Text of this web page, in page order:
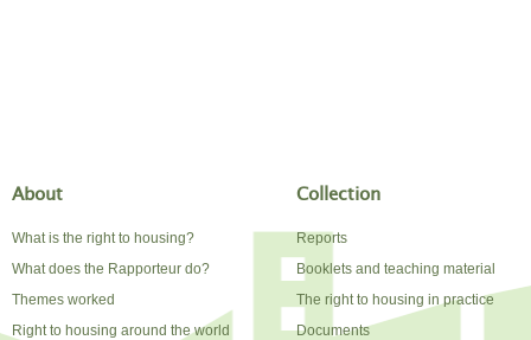
About
What is the right to housing?
What does the Rapporteur do?
Themes worked
Right to housing around the world
Collection
Reports
Booklets and teaching material
The right to housing in practice
Documents